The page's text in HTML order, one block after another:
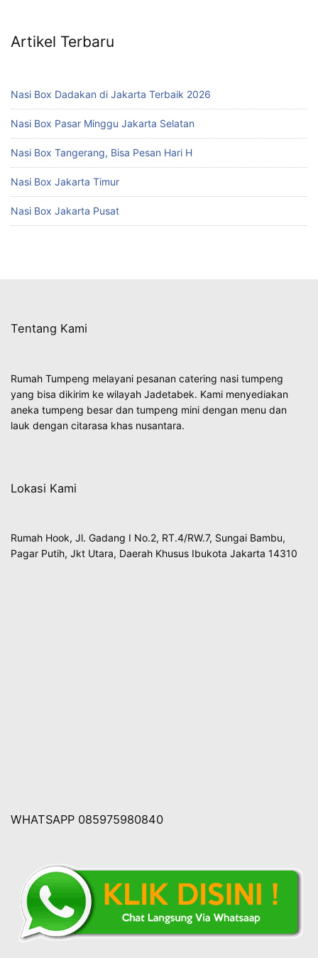
Artikel Terbaru
Nasi Box Dadakan di Jakarta Terbaik 2026
Nasi Box Pasar Minggu Jakarta Selatan
Nasi Box Tangerang, Bisa Pesan Hari H
Nasi Box Jakarta Timur
Nasi Box Jakarta Pusat
Tentang Kami
Rumah Tumpeng melayani pesanan catering nasi tumpeng
yang bisa dikirim ke wilayah Jadetabek. Kami menyediakan
aneka tumpeng besar dan tumpeng mini dengan menu dan
lauk dengan citarasa khas nusantara.
Lokasi Kami
Rumah Hook, Jl. Gadang I No.2, RT.4/RW.7, Sungai Bambu,
Pagar Putih, Jkt Utara, Daerah Khusus Ibukota Jakarta 14310
WHATSAPP 085975980840